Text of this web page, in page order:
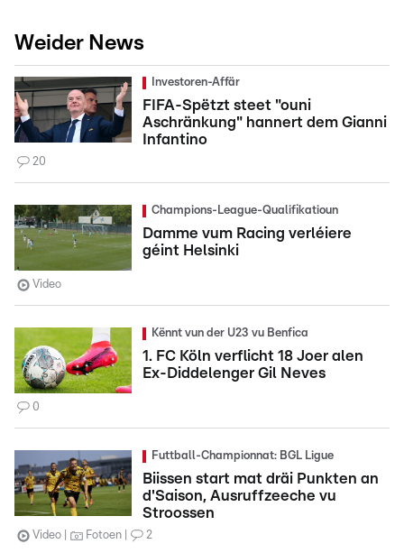
Weider News
Investoren-Affär
FIFA-Spëtzt steet "ouni
Aschränkung" hannert dem Gianni
Infantino
20
Champions-League-Qualifikatioun
Damme vum Racing verléiere
géint Helsinki
Video
Kënnt vun der U23 vu Benfica
1. FC Köln verflicht 18 Joer alen
Ex-Diddelenger Gil Neves
0
Futtball-Championnat: BGL Ligue
Biissen start mat dräi Punkten an
d'Saison, Ausruffzeeche vu
Stroossen
Video Fotoen 2